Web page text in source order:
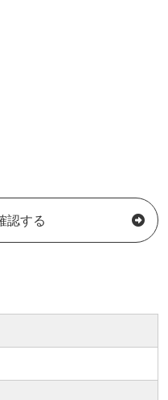
認する